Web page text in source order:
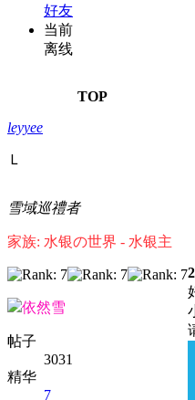
好友
当前
离线
TOP
leyyee
Ｌ
雪域巡禮者
家族: 水银の世界 - 水银主
依然雪
帖子
3031
精华
7